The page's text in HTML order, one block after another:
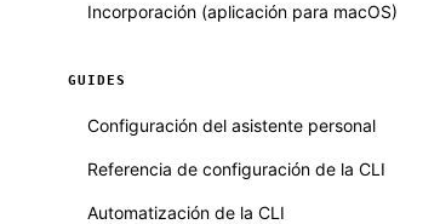
Incorporación (aplicación para macOS)
GUIDES
Configuración del asistente personal
Referencia de configuración de la CLI
Automatización de la CLI